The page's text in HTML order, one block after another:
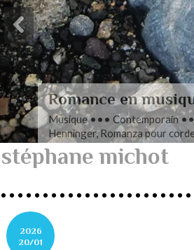
Romance en
Musique ••• Contemporain
Henninger, Romanza pour
stéphane michot
2026
20/01